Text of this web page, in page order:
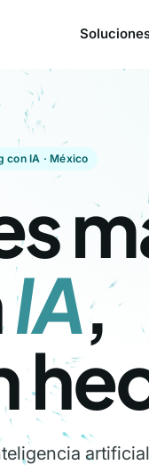
con IA · México
IA,